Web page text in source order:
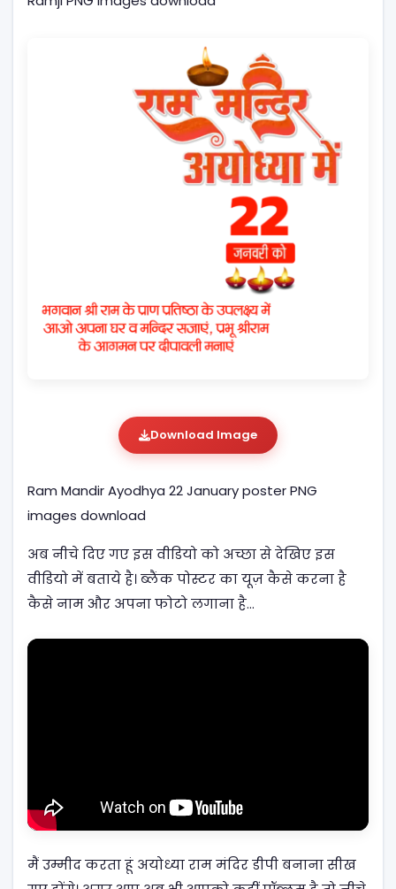
Download Image
Ram Mandir Ayodhya 22 January poster PNG
images download
अब नीचे दिए गए इस वीडियो को अच्छा से देखिए इस
वीडियो में बताये है। ब्लैंक पोस्टर का यूज़ कैसे करना है
कैसे नाम और अपना फोटो लगाना है…
मैं उम्मीद करता हूं अयोध्या राम मंदिर डीपी बनाना सीख